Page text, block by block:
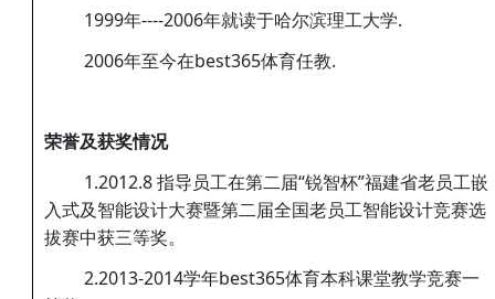
1999年----2006年就读于哈尔滨理工大学.
2006年至今在best365体育任教.
荣誉及获奖情况
1.2012.8 指导员工在第二届“锐智杯”福建省老员工嵌
入式及智能设计大赛暨第二届全国老员工智能设计竞赛选
拔赛中获三等奖。
2.2013-2014学年best365体育本科课堂教学竞赛一